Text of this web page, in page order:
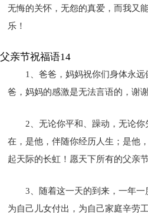
无悔的关怀，无怨的真爱，而我又
乐！
父亲节祝福语14
1、爸爸，妈妈祝你们身体永
爸，妈妈的感激是无法言语的，谢谢
2、无论你平和、躁动，无论
在，是他，伴随你经历人生；是他
起天际的长虹！愿天下所有的父亲节
3、随着这一天的到来，一年
为自己儿女付出，为自己家庭辛劳